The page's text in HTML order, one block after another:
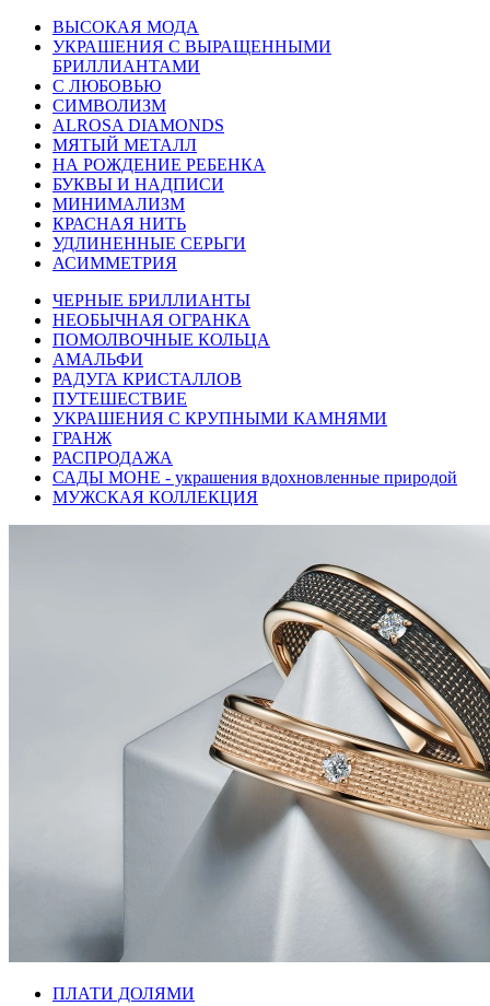
ВЫСОКАЯ МОДА
УКРАШЕНИЯ С ВЫРАЩЕННЫМИ
БРИЛЛИАНТАМИ
С ЛЮБОВЬЮ
СИМВОЛИЗМ
ALROSA DIAMONDS
МЯТЫЙ МЕТАЛЛ
НА РОЖДЕНИЕ РЕБЕНКА
БУКВЫ И НАДПИСИ
МИНИМАЛИЗМ
КРАСНАЯ НИТЬ
УДЛИНЕННЫЕ СЕРЬГИ
АСИММЕТРИЯ
ЧЕРНЫЕ БРИЛЛИАНТЫ
НЕОБЫЧНАЯ ОГРАНКА
ПОМОЛВОЧНЫЕ КОЛЬЦА
АМАЛЬФИ
РАДУГА КРИСТАЛЛОВ
ПУТЕШЕСТВИЕ
УКРАШЕНИЯ С КРУПНЫМИ КАМНЯМИ
ГРАНЖ
РАСПРОДАЖА
САДЫ МОНЕ - украшения вдохновленные природой
МУЖСКАЯ КОЛЛЕКЦИЯ
ПЛАТИ ДОЛЯМИ